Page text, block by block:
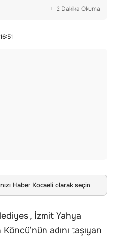
2 Dakika Okuma
Haber Kocaeli olarak seçin
İzmit Yahya
adını taşıyan